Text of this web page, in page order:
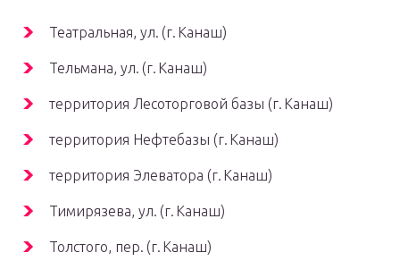
Театральная, ул. (г. Канаш)
Тельмана, ул. (г. Канаш)
территория Лесоторговой базы (г. Канаш)
территория Нефтебазы (г. Канаш)
территория Элеватора (г. Канаш)
Тимирязева, ул. (г. Канаш)
Толстого, пер. (г. Канаш)